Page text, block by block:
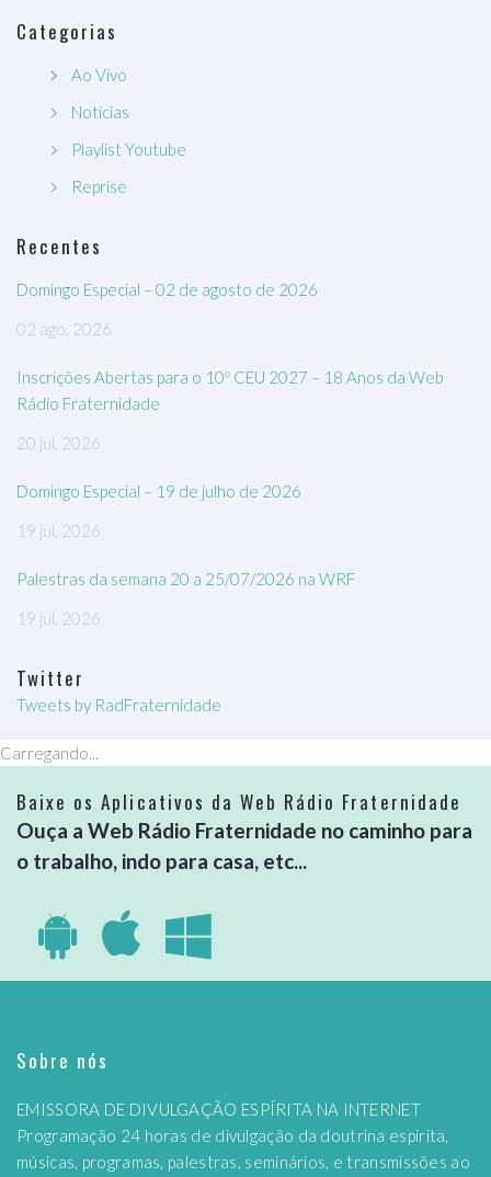
Categorias
Ao Vivo
Notícias
Playlist Youtube
Reprise
Recentes
Domingo Especial – 02 de agosto de 2026
02 ago, 2026
Inscrições Abertas para o 10º CEU 2027 – 18 Anos da Web
Rádio Fraternidade
20 jul, 2026
Domingo Especial – 19 de julho de 2026
19 jul, 2026
Palestras da semana 20 a 25/07/2026 na WRF
19 jul, 2026
Twitter
Tweets by RadFraternidade
Carregando...
Baixe os Aplicativos da Web Rádio Fraternidade
Ouça a Web Rádio Fraternidade no caminho para
o trabalho, indo para casa, etc...
Sobre nós
EMISSORA DE DIVULGAÇÃO ESPÍRITA NA INTERNET
Programação 24 horas de divulgação da doutrina espírita,
músicas, programas, palestras, seminários, e transmissões ao